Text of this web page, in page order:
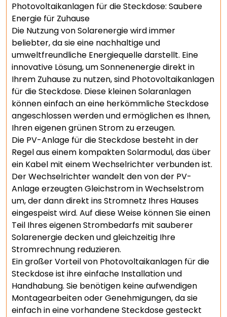
Photovoltaikanlagen für die Steckdose: Saubere
Energie für Zuhause
Die Nutzung von Solarenergie wird immer
beliebter, da sie eine nachhaltige und
umweltfreundliche Energiequelle darstellt. Eine
innovative Lösung, um Sonnenenergie direkt in
Ihrem Zuhause zu nutzen, sind Photovoltaikanlagen
für die Steckdose. Diese kleinen Solaranlagen
können einfach an eine herkömmliche Steckdose
angeschlossen werden und ermöglichen es Ihnen,
Ihren eigenen grünen Strom zu erzeugen.
Die PV-Anlage für die Steckdose besteht in der
Regel aus einem kompakten Solarmodul, das über
ein Kabel mit einem Wechselrichter verbunden ist.
Der Wechselrichter wandelt den von der PV-
Anlage erzeugten Gleichstrom in Wechselstrom
um, der dann direkt ins Stromnetz Ihres Hauses
eingespeist wird. Auf diese Weise können Sie einen
Teil Ihres eigenen Strombedarfs mit sauberer
Solarenergie decken und gleichzeitig Ihre
Stromrechnung reduzieren.
Ein großer Vorteil von Photovoltaikanlagen für die
Steckdose ist ihre einfache Installation und
Handhabung. Sie benötigen keine aufwendigen
Montagearbeiten oder Genehmigungen, da sie
einfach in eine vorhandene Steckdose gesteckt